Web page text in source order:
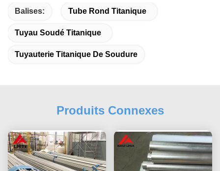
Balises: Tube Rond Titanique
Tuyau Soudé Titanique
Tuyauterie Titanique De Soudure
Produits Connexes